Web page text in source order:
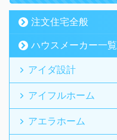
注文住宅全般
ハウスメーカー一覧
アイダ設計
アイフルホーム
アエラホーム